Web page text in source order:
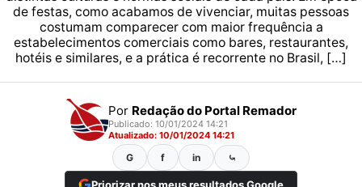
de festas, como acabamos de vivenciar, muitas pessoas
costumam comparecer com maior frequência a
estabelecimentos comerciais como bares, restaurantes,
hotéis e similares, e a prática é recorrente no Brasil, […]
Por Redação do Portal Remador
Publicado: 10/01/2024 14:21
Atualizado: 10/01/2024 14:21
G f in ⤿